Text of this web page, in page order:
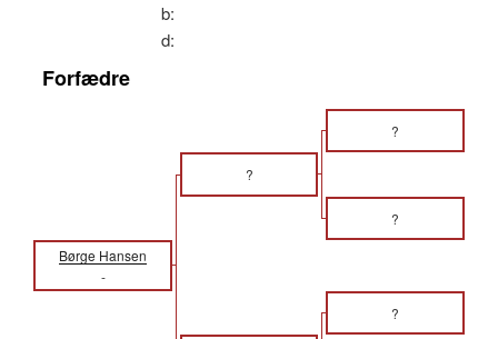
b:
d:
Forfædre
?
?
?
Børge Hansen
-
?